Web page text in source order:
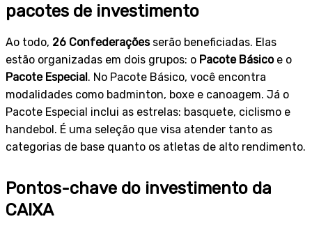
pacotes de investimento
Ao todo, 26 Confederaçõesserão beneficiadas. Elas
estão organizadas em dois grupos: o Pacote Básicoe o
Pacote Especial. No Pacote Básico, você encontra
modalidades como badminton, boxe e canoagem. Já o
Pacote Especial inclui as estrelas: basquete, ciclismo e
handebol. É uma seleção que visa atender tanto as
categorias de base quanto os atletas de alto rendimento.
Pontos-chave do investimento da
CAIXA